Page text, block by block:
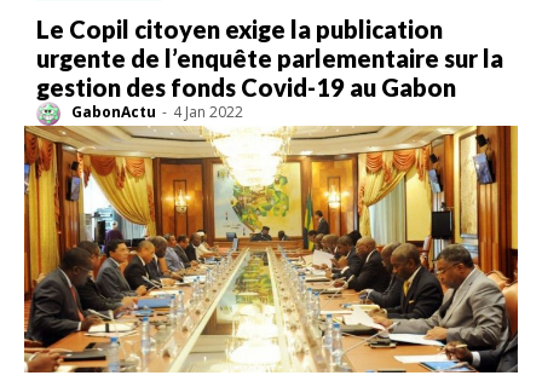
Le Copil citoyen exige la publication
urgente de l’enquête parlementaire sur la
gestion des fonds Covid-19 au Gabon
GabonActu - 4 Jan 2022